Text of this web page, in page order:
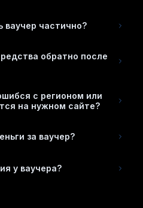
частично?
обратно после
с регионом или
на нужном сайте?
за ваучер?
у ваучера?